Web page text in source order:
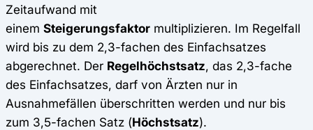
Zeitaufwand mit
einem Steigerungsfaktor multiplizieren. Im Regelfall
wird bis zu dem 2,3-fachen des Einfachsatzes
abgerechnet. Der Regelhöchstsatz, das 2,3-fache
des Einfachsatzes, darf von Ärzten nur in
Ausnahmefällen überschritten werden und nur bis
zum 3,5-fachen Satz (Höchstsatz).